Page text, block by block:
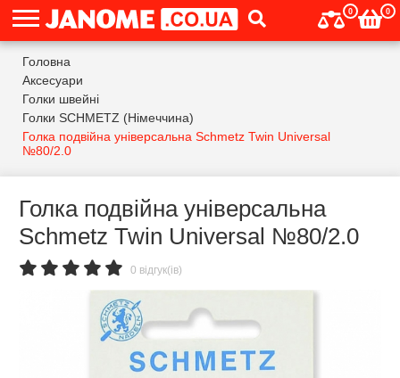
0 0
Головна
Аксесуари
Голки швейні
Голки SCHMETZ (Німеччина)
Голка подвійна універсальна Schmetz Twin Universal
№80/2.0
Голка подвійна універсальна
Schmetz Twin Universal №80/2.0
0 відгук(ів)